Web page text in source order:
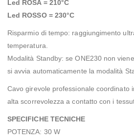
Led ROSA = 210°C
Led ROSSO = 230°C
Risparmio di tempo: raggiungimento
temperatura.
Modalità Standby: se ONE230 non
si avvia automaticamente la modalità
Cavo girevole professionale coordinato
alta scorrevolezza a contatto con i
SPECIFICHE TECNICHE
POTENZA: 30 W